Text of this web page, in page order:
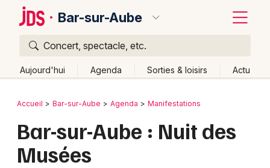
Bar-sur-Aube
Concert, spectacle, etc.
Aujourd'hui Agenda Sorties & loisirs Actu
Publier un événement
Bordeaux
Colmar
Retour
Accueil Bar-sur-Aube Agenda Manifestations
Bar-sur-Aube : Nuit des
Musées
Quoi ?
Où ?
Champagne-Ardenne
Partout
Près de moi
Changer de lieu